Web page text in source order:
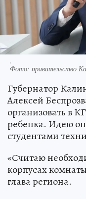
.
Фото: правительство
Губернатор
Алексей
организовать в
ребенка. Идею он
студентами
«Считаю
корпусах
глава региона.